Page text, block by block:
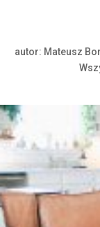
autor: Mateusz